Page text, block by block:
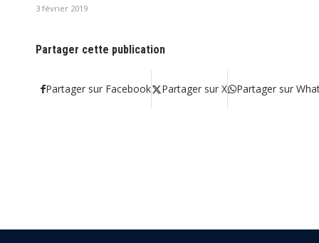
3 février 2019
Partager cette publication
Partager sur Facebook Partager sur X Partager sur